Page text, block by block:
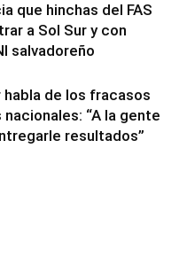
que hinchas del FAS
a Sol Sur y con
salvadoreño
habla de los fracasos
“A la gente
resultados”